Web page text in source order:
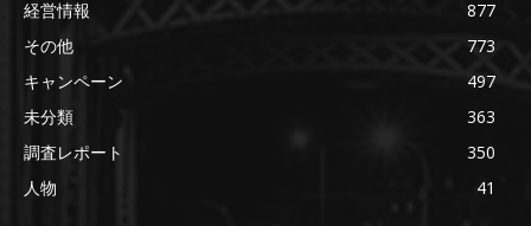
経営情報
877
その他
773
キャンペーン
497
未分類
363
調査レポート
350
人物
41